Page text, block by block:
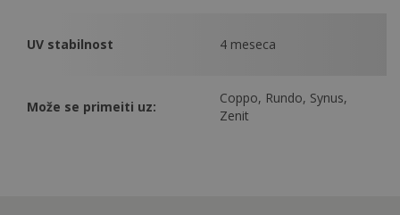
UV stabilnost 4 meseca
Može se primeiti uz:
Coppo, Rundo, Synus,
Zenit